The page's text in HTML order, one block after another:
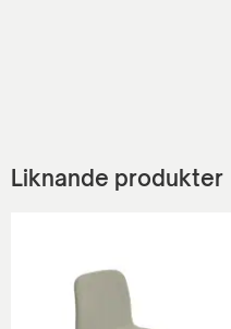
Liknande produkter